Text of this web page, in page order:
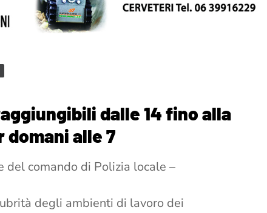
dalle 14 fino alla
alle 7
del comando di Polizia locale –
degli ambienti di lavoro dei